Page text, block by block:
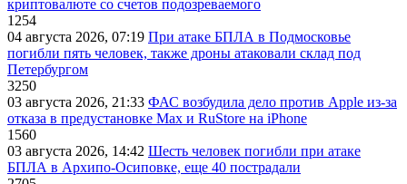
криптовалюте со счетов подозреваемого
1254
04 августа 2026, 07:19 При атаке БПЛА в Подмосковье
погибли пять человек, также дроны атаковали склад под
Петербургом
3250
03 августа 2026, 21:33 ФАС возбудила дело против Apple из-за
отказа в предустановке Max и RuStore на iPhone
1560
03 августа 2026, 14:42 Шесть человек погибли при атаке
БПЛА в Архипо-Осиповке, еще 40 пострадали